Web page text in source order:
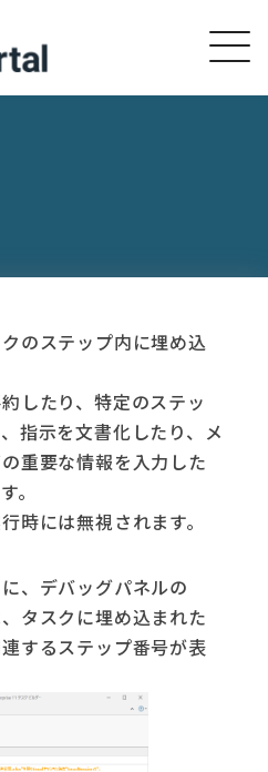
のステップ内に埋め込
したり、特定のステッ
指示を文書化したり、メ
重要な情報を入力した
。
時には無視されます。
、デバッグパネルの
タスクに埋め込まれた
するステップ番号が表